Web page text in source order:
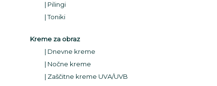
Pilingi
Toniki
Kreme za obraz
Dnevne kreme
Nočne kreme
Zaščitne kreme UVA/UVB